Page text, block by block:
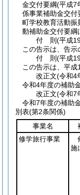
金交付要綱(平成7
係事業補助金交付
町学校教育活動振
動補助金交付要綱
付 則(平成
この告示は、告示
付 則(平成
この告示は、平成
改正文(令和4
令和4年度の補助
改正文(令和7
令和7年度の補助
別表(第2条関係)
事業名
修学旅行事業
施